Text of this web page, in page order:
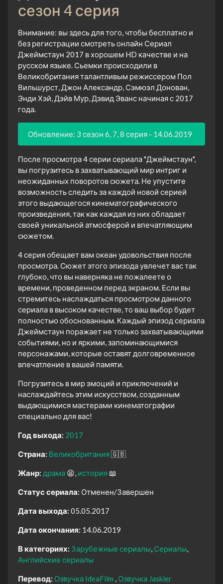
сезон 4 серия
Внимание: вы здесь для того, чтобы бесплатно и
без регистрации смотреть онлайн Сериал
Джеймстаун 2017 в хорошем HD качестве и на
русском языке. Сьемки происходили в
Великобритания талантливым режиссером Пол
Вильшурст, Джон Александр, Сэмюэл Донован,
Энди Хэй, Дэйв Мур, Дэвид Эванс начиная с 2017
года.
Обновление: 3 сезон 6, 7, 8 серия - 14.06.2019
После просмотра 4 серии сериала "Джеймстаун",
вы погрузитесь в захватывающий мир интриг и
неожиданных поворотов сюжета. Не упустите
возможность следить за каждой новой серией
этого выдающегося кинематографического
произведения, так как каждая из них обладает
своей уникальной атмосферой и впечатляющим
сюжетом.
4 серия обещает вам океан удовольствия после
просмотра. Сюжет этого эпизода увлечет вас так
глубоко, что вы наверняка не пожалеете о
времени, проведенном перед экраном. Если вы
стремитесь наслаждаться просмотром данного
сериала в высоком качестве, то ваш выбор будет
полностью обоснованным. Каждый эпизод сериала
Джеймстаун поражает не только захватывающими
событиями, но и яркими, запоминающимися
персонажами, которые оставят долговременное
впечатление в вашей памяти.
Погрузитесь в мир эмоций и приключений и
наслаждайтесь этим искусством, созданным
выдающимися мастерами кинематографии
специально для вас!
Год выхода: 2017
Страна: Великобритания🇬🇧
Жанр: драма 😫 история 📖
Статус сериала: Отменен/Завершен
Дата выхода: 05.05.2017
Дата окончания: 14.06.2019
В категориях: Зарубежные сериалы Сериалы
Английские сериалы
Перевод: Озвучка IdeaFilm Озвучка Jaskier